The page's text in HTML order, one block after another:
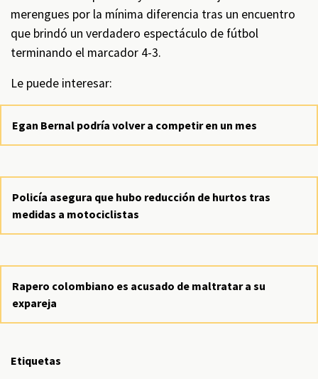
merengues por la mínima diferencia tras un encuentro
que brindó un verdadero espectáculo de fútbol
terminando el marcador 4-3.
Le puede interesar:
Egan Bernal podría volver a competir en un mes
Policía asegura que hubo reducción de hurtos tras
medidas a motociclistas
Rapero colombiano es acusado de maltratar a su
expareja
Etiquetas